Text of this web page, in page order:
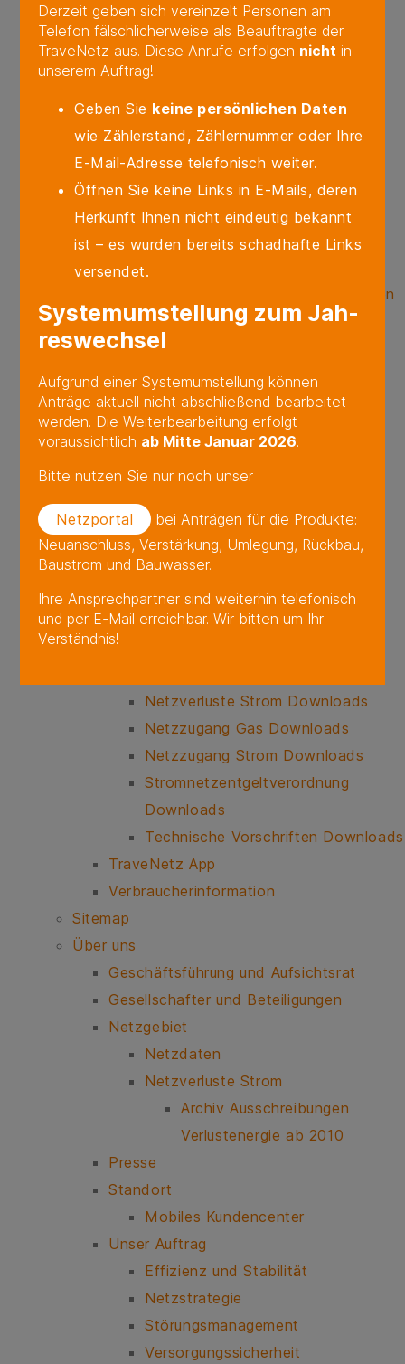
Störung melden – Wasser
Störung melden – Wärme
Kontakt
Service
Downloadcenter
Gasnetz Downloads
Hausanschluss Downloads
Stromnetz Downloads
Unternehmen Downloads
FAQ
Gestaltung von Kabelverteilerschränken
Onlineservices
Pflichtveröffentlichungen
Beantragung einer
Kampfmittelauskunft
Berichte Downloads
EEG- und KWK-Gesetz
Meldungen
Messstellenbetreiber
Netzanschluss Downloads
Netzdaten Downloads
Netzentgelt- und
Netzverluste Strom Downloads
Netzzugang Gas Downloads
Netzzugang Strom Downloads
Stromnetzentgeltverordnung
Downloads
Technische Vorschriften Downloads
TraveNetz App
Verbraucherinformation
Sitemap
Über uns
Geschäftsführung und Aufsichtsrat
Gesellschafter und Beteiligungen
Netzgebiet
Netzdaten
Netzverluste Strom
Archiv Ausschreibungen
Verlustenergie ab 2010
Presse
Standort
Mobiles Kundencenter
Unser Auftrag
Effizienz und Stabilität
Netzstrategie
Störungsmanagement
Versorgungssicherheit
Derzeit geben sich vereinzelt Personen am
Telefon fälschlicherweise als Beauftragte der
TraveNetz aus. Diese Anrufe erfolgen nicht in
unserem Auftrag!
Geben Sie keine persönlichen Daten
wie Zählerstand, Zählernummer oder Ihre
E-Mail-Adresse telefonisch weiter.
Öffnen Sie keine Links in E-Mails, deren
Herkunft Ihnen nicht eindeutig bekannt
ist – es wurden bereits schadhafte Links
versendet.
Sys­tem­um­stel­lung zum Jah­
res­wech­sel
Aufgrund einer Systemumstellung können
Anträge aktuell nicht abschließend bearbeitet
werden. Die Weiterbearbeitung erfolgt
voraussichtlich ab Mitte Januar 2026.
Bitte nutzen Sie nur noch unser
Netzportal
bei Anträgen für die Produkte:
Neuanschluss, Verstärkung, Umlegung, Rückbau,
Baustrom und Bauwasser.
Ihre Ansprechpartner sind weiterhin telefonisch
und per E-Mail erreichbar. Wir bitten um Ihr
Verständnis!